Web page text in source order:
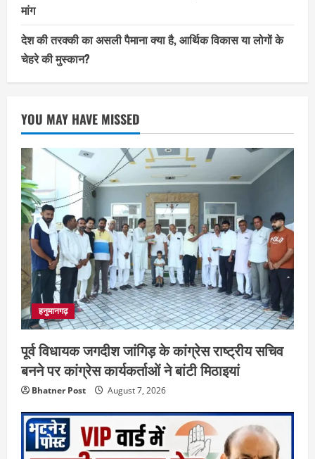
मांग
देश की तरक्की का असली पैमाना क्या है, आर्थिक विकास या लोगों के
चेहरे की मुस्कान?
YOU MAY HAVE MISSED
हनुमानगढ़
पूर्व विधायक जगदीश जांगिड़ के कांग्रेस राष्ट्रीय सचिव
बनने पर कांग्रेस कार्यकर्ताओं ने बांटी मिठाइयां
Bhatner Post August 7, 2026